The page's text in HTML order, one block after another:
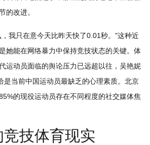
的改进。
我只在意今天比昨天快了0.01秒。"这种近
她能在网络暴力中保持竞技状态的关键。体
运动员面临的舆论压力已远超以往，吴艳妮
是当前中国运动员最缺乏的心理素质。北京
的现役运动员存在不同程度的社交媒体焦
技体育现实